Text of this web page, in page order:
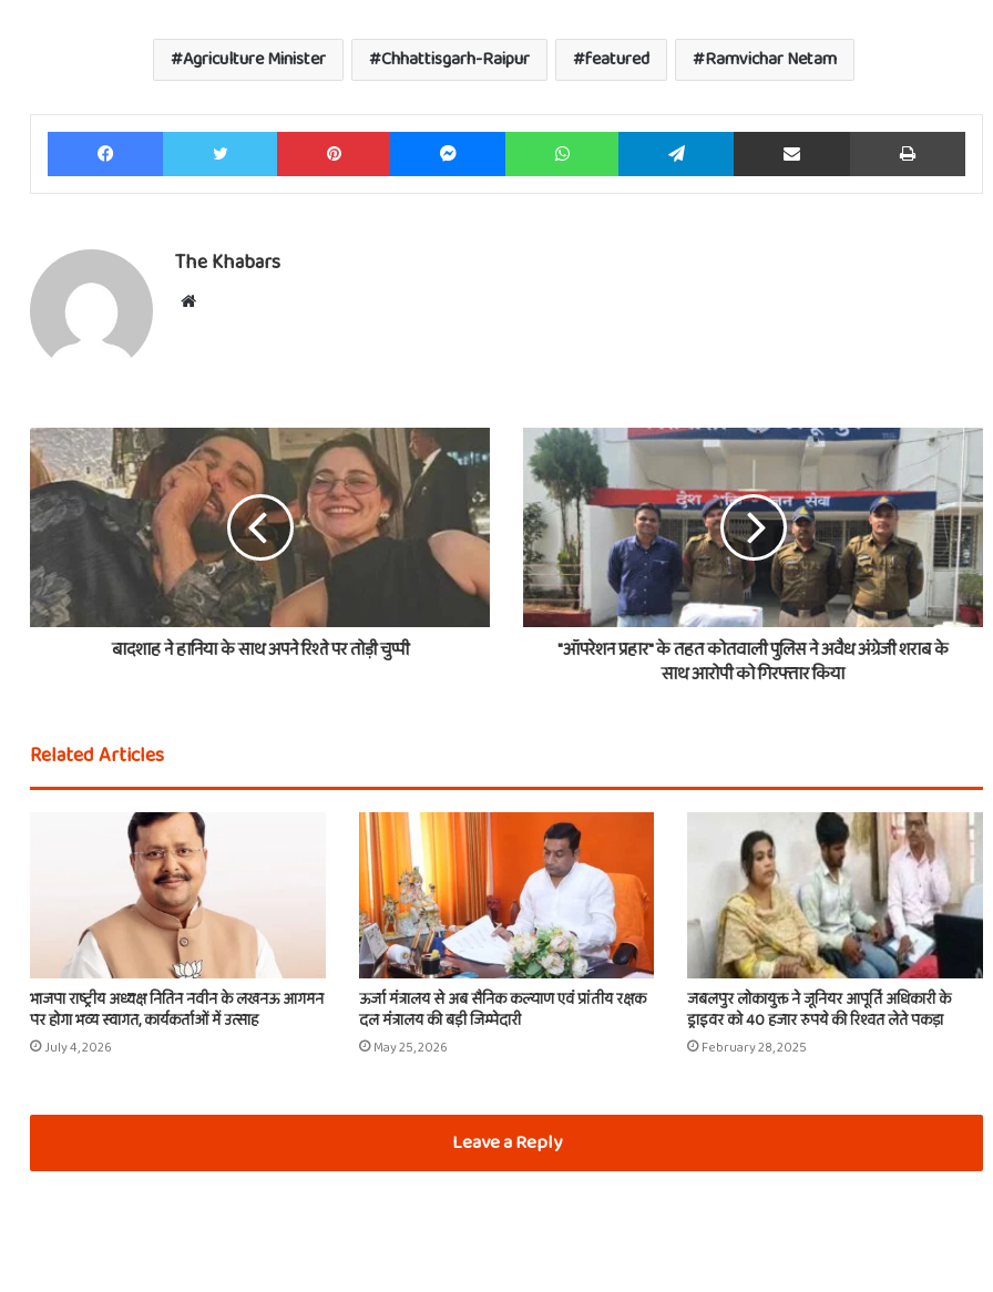
Agriculture Minister Chhattisgarh-Raipur featured Ramvichar Netam
Facebook Twitter Pinterest Messenger WhatsApp Telegram Share via Email Print
The Khabars
Website
बादशाह ने हानिया के साथ अपने रिश्ते पर तोड़ी चुप्पी
"ऑपरेशन प्रहार" के तहत कोतवाली पुलिस ने अवैध अंग्रेजी शराब के
साथ आरोपी को गिरफ्तार किया
Related Articles
भाजपा राष्ट्रीय अध्यक्ष नितिन नवीन के लखनऊ आगमन
पर होगा भव्य स्वागत, कार्यकर्ताओं में उत्साह
July 4, 2026
ऊर्जा मंत्रालय से अब सैनिक कल्याण एवं प्रांतीय रक्षक
दल मंत्रालय की बड़ी जिम्मेदारी
May 25, 2026
जबलपुर लोकायुक्त ने जूनियर आपूर्ति अधिकारी के
ड्राइवर को 40 हजार रुपये की रिश्वत लेते पकड़ा
February 28, 2025
Leave a Reply